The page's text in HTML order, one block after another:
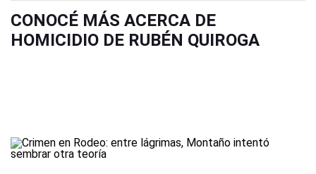
CONOCÉ MÁS ACERCA DE
HOMICIDIO DE RUBÉN QUIROGA